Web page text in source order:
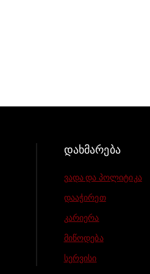
დახმარება
ვადა და პოლიტიკა
დააჭირეთ
კარიერა
მიწოდება
სერვისი